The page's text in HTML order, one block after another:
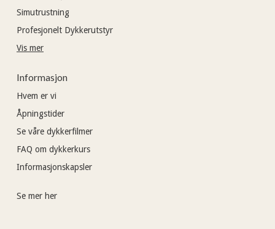
Simutrustning
Profesjonelt Dykkerutstyr
Vis mer
Informasjon
Hvem er vi
Åpningstider
Se våre dykkerfilmer
FAQ om dykkerkurs
Informasjonskapsler
Se mer her